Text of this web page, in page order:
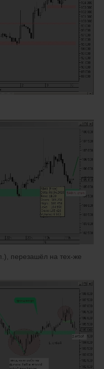
перезашёл на тех-же